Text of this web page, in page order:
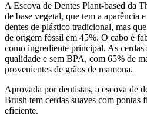
A Escova de Dentes Plant-based da
de base vegetal, que tem a aparência
dentes de plástico tradicional, mas
de origem fóssil em 45%. O cabo é
como ingrediente principal. As cerdas
qualidade e sem BPA, com 65% de
provenientes de grãos de mamona.
Aprovada por dentistas, a escova de
Brush tem cerdas suaves com pontas
eficiente.